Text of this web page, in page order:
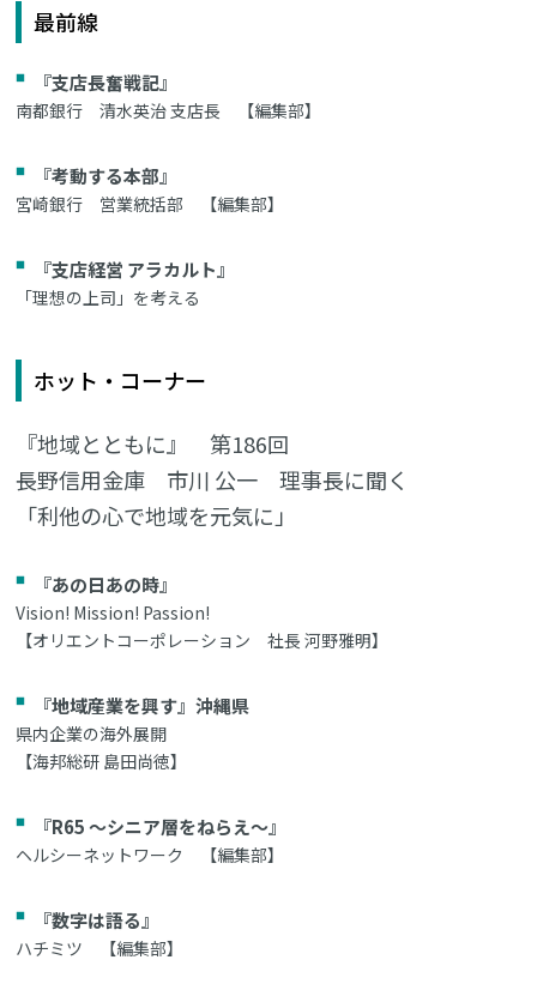
最前線
『支店長奮戦記』
南都銀行 清水英治 支店長 【編集部】
『考動する本部』
宮崎銀行 営業統括部 【編集部】
『支店経営 アラカルト』
「理想の上司」を考える
ホット・コーナー
『地域とともに』 第186回
長野信用金庫 市川 公一 理事長に聞く
「利他の心で地域を元気に」
『あの日あの時』
Vision! Mission! Passion!
【オリエントコーポレーション 社長 河野雅明】
『地域産業を興す』沖縄県
県内企業の海外展開
【海邦総研 島田尚徳】
『R65 ～シニア層をねらえ～』
ヘルシーネットワーク 【編集部】
『数字は語る』
ハチミツ 【編集部】